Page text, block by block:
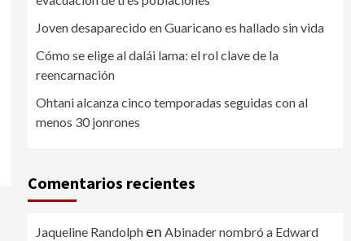
Joven desaparecido en Guaricano es hallado sin vida
Cómo se elige al dalái lama: el rol clave de la
reencarnación
Ohtani alcanza cinco temporadas seguidas con al
menos 30 jonrones
Comentarios recientes
Jaqueline Randolphen Abinader nombró a Edward